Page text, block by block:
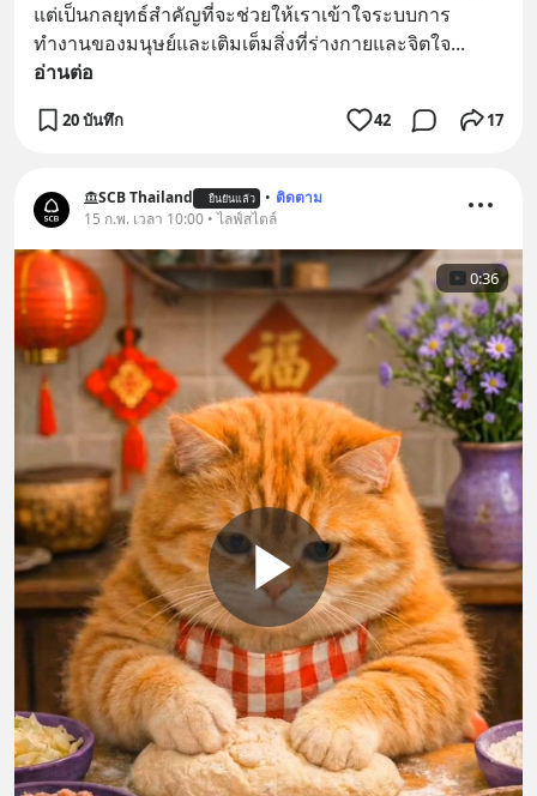
แต่เป็นกลยุทธ์สำคัญที่จะช่วยให้เราเข้าใจระบบการ
ทำงานของมนุษย์และเติมเต็มสิ่งที่ร่างกายและจิตใจ
อ่านต่อ
20 บันทึก 42 17
SCB Thailand ยืนยันแล้ว • ติดตาม
15 ก.พ. เวลา 10:00 • ไลฟ์สไตล์
0:36